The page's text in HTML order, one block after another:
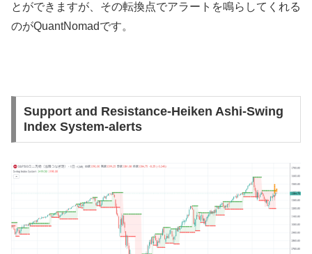
とができますが、その転換点でアラートを鳴らしてくれる
のがQuantNomadです。
Support and Resistance-Heiken Ashi-Swing
Index System-alerts